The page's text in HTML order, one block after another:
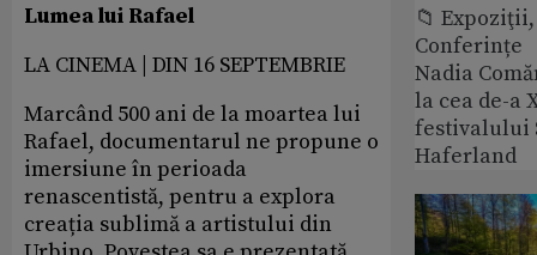
Lumea lui Rafael
LA CINEMA | DIN 16 SEPTEMBRIE
Marcând 500 ani de la moartea lui
Rafael, documentarul ne propune o
imersiune în perioada
renascentistă, pentru a explora
creația sublimă a artistului din
📁
Conferințe
Nadia
la cea de-a
festivalului
Haferland